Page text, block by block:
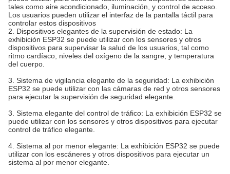
tales como aire acondicionado, iluminación, y control de acceso.
Los usuarios pueden utilizar el interfaz de la pantalla táctil para
controlar estos dispositivos
2. Dispositivos elegantes de la supervisión de estado: La
exhibición ESP32 se puede utilizar con los sensores y otros
dispositivos para supervisar la salud de los usuarios, tal como
ritmo cardíaco, niveles del oxígeno de la sangre, y temperatura
del cuerpo.
3. Sistema de vigilancia elegante de la seguridad: La exhibición
ESP32 se puede utilizar con las cámaras de red y otros sensores
para ejecutar la supervisión de seguridad elegante.
3. Sistema elegante del control de tráfico: La exhibición ESP32 se
puede utilizar con los sensores y otros dispositivos para ejecutar
control de tráfico elegante.
4. Sistema al por menor elegante: La exhibición ESP32 se puede
utilizar con los escáneres y otros dispositivos para ejecutar un
sistema al por menor elegante.